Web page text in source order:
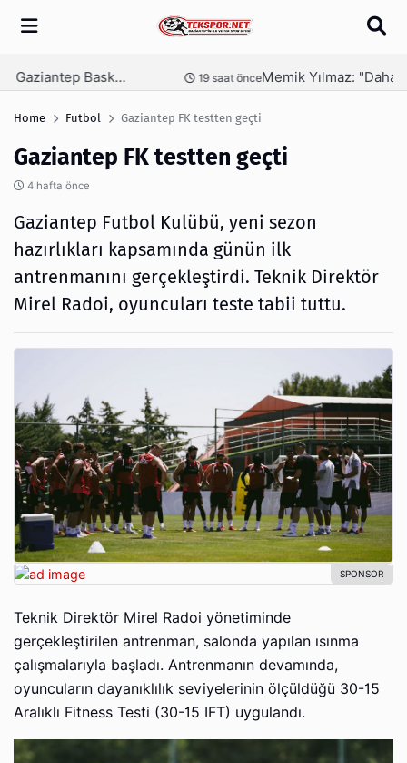
Arama
Memik Yılmaz: "Daha güzel bir futbol seyrettirmek için mücadele ediyoruz" 23 saat önce
Home Futbol Gaziantep FK testten geçti
Gaziantep FK testten geçti
4 hafta önce
Gaziantep Futbol Kulübü, yeni sezon
hazırlıkları kapsamında günün ilk
antrenmanını gerçekleştirdi. Teknik Direktör
Mirel Radoi, oyuncuları teste tabii tuttu.
Teknik Direktör Mirel Radoi yönetiminde
gerçekleştirilen antrenman, salonda yapılan ısınma
çalışmalarıyla başladı. Antrenmanın devamında,
oyuncuların dayanıklılık seviyelerinin ölçüldüğü 30-15
Aralıklı Fitness Testi (30-15 IFT) uygulandı.